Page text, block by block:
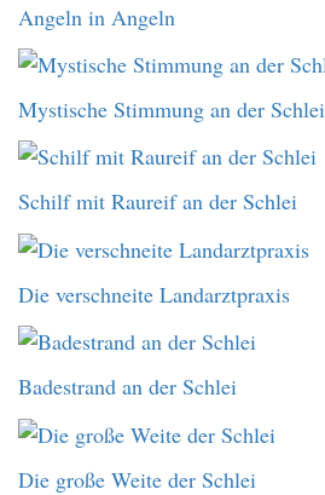
Angeln in Angeln
Mystische Stimmung an der Schlei
Schilf mit Raureif an der Schlei
Die verschneite Landarztpraxis
Badestrand an der Schlei
Die große Weite der Schlei